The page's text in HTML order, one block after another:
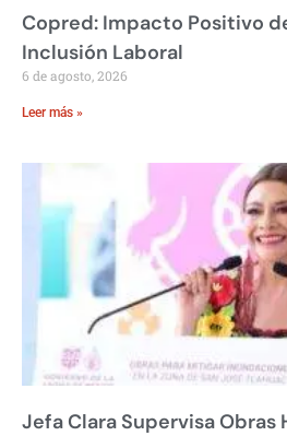
Copred: Impacto Positivo
Inclusión Laboral
6 de agosto, 2026
Leer más »
Jefa Clara Supervisa Obras